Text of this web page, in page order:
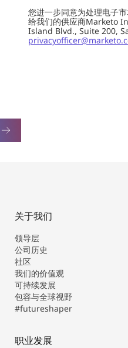
您进一步同意为处理电子
给我们的供应商Marketo
Island Blvd., Suite 200,
关于我们
领导层
公司历史
社区
我们的价值观
可持续发展
包容与全球视野
#futureshaper
职业发展